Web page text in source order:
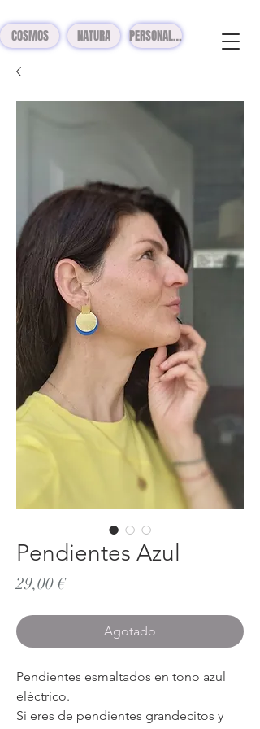
COSMOS NATURA PERSONALIZADOS
Pendientes Azul
29,00 €Precio
Agotado
Pendientes esmaltados en tono azul
eléctrico.
Si eres de pendientes grandecitos y